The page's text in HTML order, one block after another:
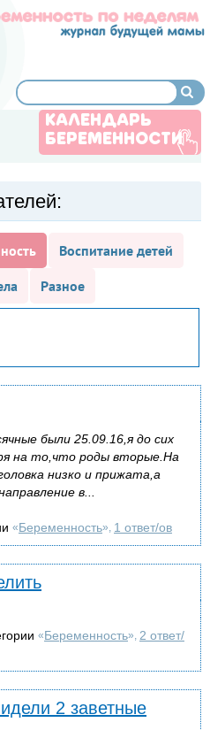
КАЛЕНДАРЬ
БЕРЕМЕННОСТИ
Воспитание детей
Разное
были 25.09.16,я до сих
на то,что роды вторые.На
низко и прижата,а
в...
«Беременность», 1 ответ/ов
«Беременность», 2 ответ/
2 заветные